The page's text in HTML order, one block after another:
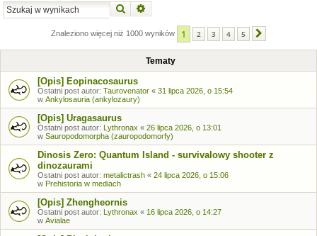
Szukaj
Znaleziono więcej niż 1000 wyników 1 2 3 4 5
Tematy
[Opis] Eopinacosaurus
Ostatni post autor: Taurovenator « 31 lipca 2026, o 15:54
w Ankylosauria (ankylozaury)
[Opis] Uragasaurus
Ostatni post autor: Lythronax « 26 lipca 2026, o 13:01
w Sauropodomorpha (zauropodomorfy)
Dinosis Zero: Quantum Island - survivalowy shooter z
dinozaurami
Ostatni post autor: metalictrash « 24 lipca 2026, o 15:06
w Prehistoria w mediach
[Opis] Zhengheornis
Ostatni post autor: Lythronax « 16 lipca 2026, o 14:27
w Avialae